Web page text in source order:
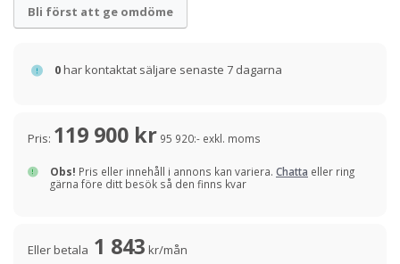
Bli först att ge omdöme
0har kontaktat säljare senaste 7 dagarna
Pris: 119 900 kr 95 920:- exkl. moms
Obs! Pris eller innehåll i annons kan variera. Chatta eller ring
gärna före ditt besök så den finns kvar
Eller betala 1 843 kr/mån